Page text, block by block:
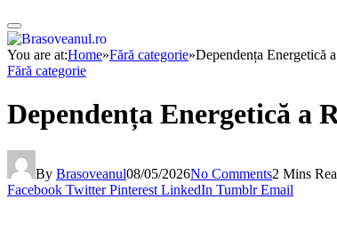
You are at:Home»Fără categorie»Dependența Energetică
Fără categorie
Dependența Energetică a
By Brasoveanul08/05/2026No Comments2 Mins
Facebook Twitter Pinterest LinkedIn Tumblr Email